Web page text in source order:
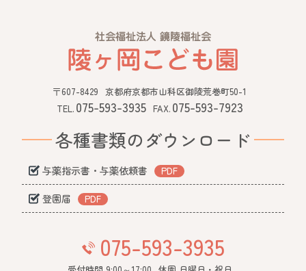
〒607-8429 京都府京都市山科区御陵荒巻町50-1
TEL. 075-593-3935 FAX. 075-593-7923
各種書類のダウンロード
与薬指示書・与薬依頼書
登園届
075-593-3935